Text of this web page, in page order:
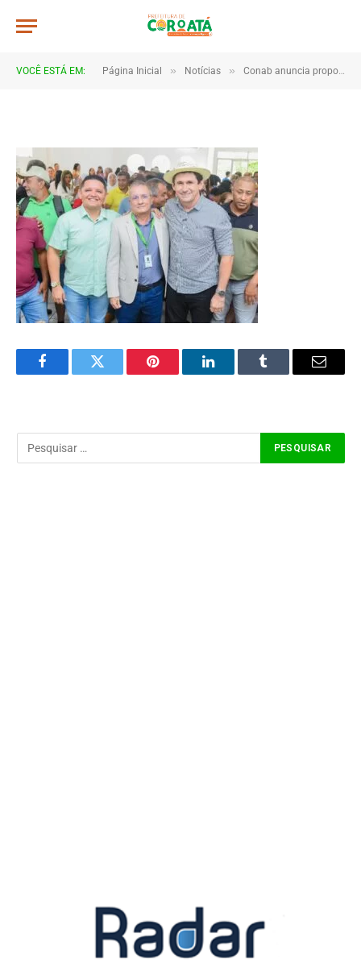
VOCÊ ESTÁ EM: Página Inicial » Notícias » Conab anuncia propostas do PAA aprovadas para grupos rurais de Coroatá
a0024
FacebookTwitter Pinterest LinkedInTumblr Email